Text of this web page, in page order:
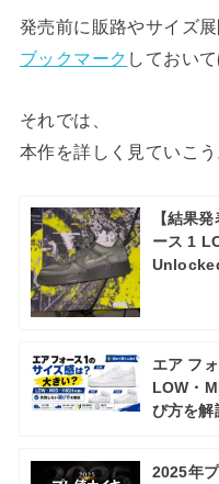
発売前に販路やサイズ
ブックマーク しておいて
それでは、
本作を詳しく見ていこう
【結果
ース 1
エア フ
LOW・
び方を解
2025年